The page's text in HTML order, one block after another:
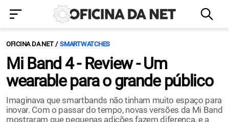
OFICINA DA NET SMARTWATCHES
Mi Band 4 - Review - Um
wearable para o grande público
Imaginava que smartbands não tinham muito espaço para
inovar. Com o passar do tempo, novas versões da Mi Band
mostraram que pequenas adições fazem diferença, e a